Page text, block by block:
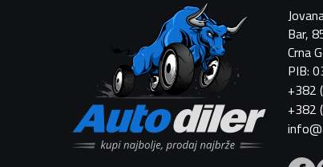
Bar,
Crna
PIB:
+382
+382